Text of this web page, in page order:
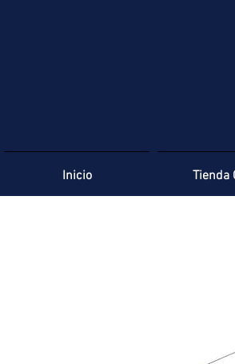
Inicio Tienda